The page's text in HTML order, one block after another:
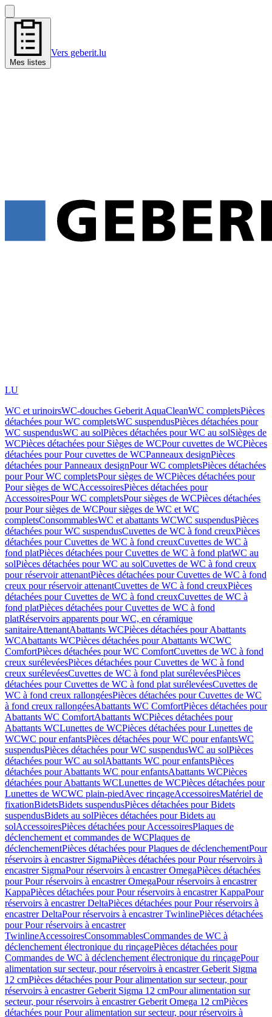
Mes listes
Vers geberit.lu
LU
WC et urinoirsWC-douches Geberit AquaCleanWC completsPièces
détachées pour WC completsWC suspendusPièces détachées pour
WC suspendusWC au solPièces détachées pour WC au solSièges de
WCPièces détachées pour Sièges de WCPour cuvettes de WCPièces
détachées pour Pour cuvettes de WCPanneaux designPièces
détachées pour Panneaux designPour WC completsPièces détachées
pour Pour WC completsPour sièges de WCPièces détachées pour
Pour sièges de WCAccessoiresPièces détachées pour
AccessoiresPour WC completsPour sièges de WCPièces détachées
pour Pour sièges de WCPour sièges de WC et WC
completsConsommablesWC et abattants WCWC suspendusPièces
détachées pour WC suspendusCuvettes de WC à fond creuxPièces
détachées pour Cuvettes de WC à fond creuxCuvettes de WC à
fond platPièces détachées pour Cuvettes de WC à fond platWC au
solPièces détachées pour WC au solCuvettes de WC à fond creux
pour réservoir attenantPièces détachées pour Cuvettes de WC à fond
creux pour réservoir attenantCuvettes de WC à fond creuxPièces
détachées pour Cuvettes de WC à fond creuxCuvettes de WC à
fond platPièces détachées pour Cuvettes de WC à fond
platRéservoirs apparents pour WC, en céramique
sanitaireAttenantAbattants WCPièces détachées pour Abattants
WCAbattants WCPièces détachées pour Abattants WCWC
ComfortPièces détachées pour WC ComfortCuvettes de WC à fond
creux surélevéesPièces détachées pour Cuvettes de WC à fond
creux surélevéesCuvettes de WC à fond plat surélevéesPièces
détachées pour Cuvettes de WC à fond plat surélevéesCuvettes de
WC à fond creux rallongéesPièces détachées pour Cuvettes de WC
à fond creux rallongéesAbattants WC ComfortPièces détachées pour
Abattants WC ComfortAbattants WCPièces détachées pour
Abattants WCLunettes de WCPièces détachées pour Lunettes de
WCWC pour enfantsPièces détachées pour WC pour enfantsWC
suspendusPièces détachées pour WC suspendusWC au solPièces
détachées pour WC au solAbattants WC pour enfantsPièces
détachées pour Abattants WC pour enfantsAbattants WCPièces
détachées pour Abattants WCLunettes de WCPièces détachées pour
Lunettes de WCWC plain-piedAvec rinçageAccessoiresMatériel de
fixationBidetsBidets suspendusPièces détachées pour Bidets
suspendusBidets au solPièces détachées pour Bidets au
solAccessoiresPièces détachées pour AccessoiresPlaques de
déclenchement et commandes de WCPlaques de
déclenchementPièces détachées pour Plaques de déclenchementPour
réservoirs à encastrer SigmaPièces détachées pour Pour réservoirs à
encastrer SigmaPour réservoirs à encastrer OmegaPièces détachées
pour Pour réservoirs à encastrer OmegaPour réservoirs à encastrer
KappaPièces détachées pour Pour réservoirs à encastrer KappaPour
réservoirs à encastrer DeltaPièces détachées pour Pour réservoirs à
encastrer DeltaPour réservoirs à encastrer TwinlinePièces détachées
pour Pour réservoirs à encastrer
TwinlineAccessoiresConsommablesCommandes de WC à
déclenchement électronique du rinçagePièces détachées pour
Commandes de WC à déclenchement électronique du rinçagePour
alimentation sur secteur, pour réservoirs à encastrer Geberit Sigma
12 cmPièces détachées pour Pour alimentation sur secteur, pour
réservoirs à encastrer Geberit Sigma 12 cmPour alimentation sur
secteur, pour réservoirs à encastrer Geberit Omega 12 cmPièces
détachées pour Pour alimentation sur secteur, pour réservoirs à